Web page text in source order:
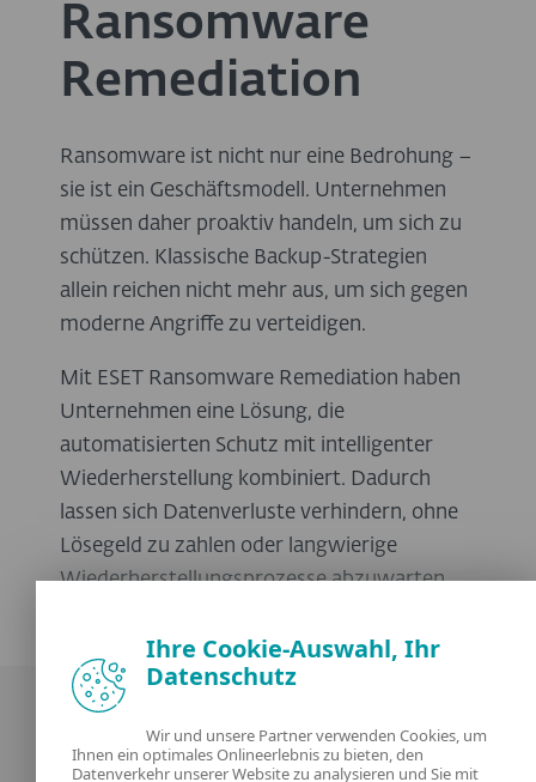
Ransomware
Remediation
Ransomware ist nicht nur eine Bedrohung –
sie ist ein Geschäftsmodell. Unternehmen
müssen daher proaktiv handeln, um sich zu
schützen. Klassische Backup-Strategien
allein reichen nicht mehr aus, um sich gegen
moderne Angriffe zu verteidigen.
Mit ESET Ransomware Remediation haben
Unternehmen eine Lösung, die
automatisierten Schutz mit intelligenter
Wiederherstellung kombiniert. Dadurch
lassen sich Datenverluste verhindern, ohne
Lösegeld zu zahlen oder langwierige
Wiederherstellungsprozesse abzuwarten.
Ihre Cookie-Auswahl, Ihr
Datenschutz
Wir und unsere Partner verwenden Cookies, um
Ihnen ein optimales Onlineerlebnis zu bieten, den
Datenverkehr unserer Website zu analysieren und Sie mit